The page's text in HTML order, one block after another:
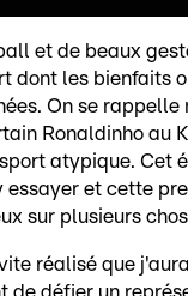
et de beaux
dont les bienfaits
On se
Ronaldinho au
atypique. Cet
essayer et cette
sur plusieurs
réalisé que
de défier un